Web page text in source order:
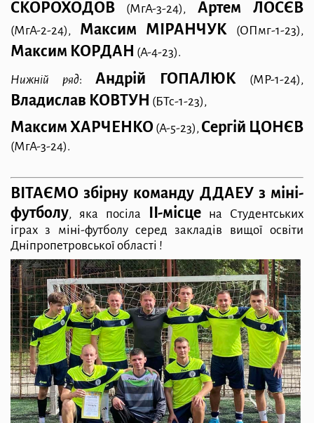
СКОРОХОДОВ (МгА-3-24), Артем ЛОСЄВ
(МгА-2-24), Максим МІРАНЧУК (ОПмг-1-23),
Максим КОРДАН (А-4-23).
Нижній ряд: Андрій ГОПАЛЮК (МР-1-24),
Владислав КОВТУН (БТс-1-23),
Максим ХАРЧЕНКО (А-5-23), Сергій ЦОНЄВ
(МгА-3-24).
ВІТАЄМО збірну команду ДДАЕУ з міні-
футболу, яка посіла ІІ-місце на Студентських
іграх з міні-футболу серед закладів вищої освіти
Дніпропетровської області !